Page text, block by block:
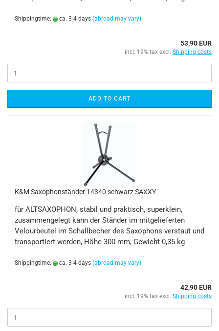
Shippingtime: ca. 3-4 days (abroad may vary)
53,90 EUR
incl. 19% tax excl. Shipping costs
ADD TO CART
K&M Saxophonständer 14340 schwarz SAXXY
für ALTSAXOPHON, stabil und praktisch, superklein,
zusammengelegt kann der Ständer im mitgelieferten
Velourbeutel im Schallbecher des Saxophons verstaut und
transportiert werden, Höhe 300 mm, Gewicht 0,35 kg
Shippingtime: ca. 3-4 days (abroad may vary)
42,90 EUR
incl. 19% tax excl. Shipping costs